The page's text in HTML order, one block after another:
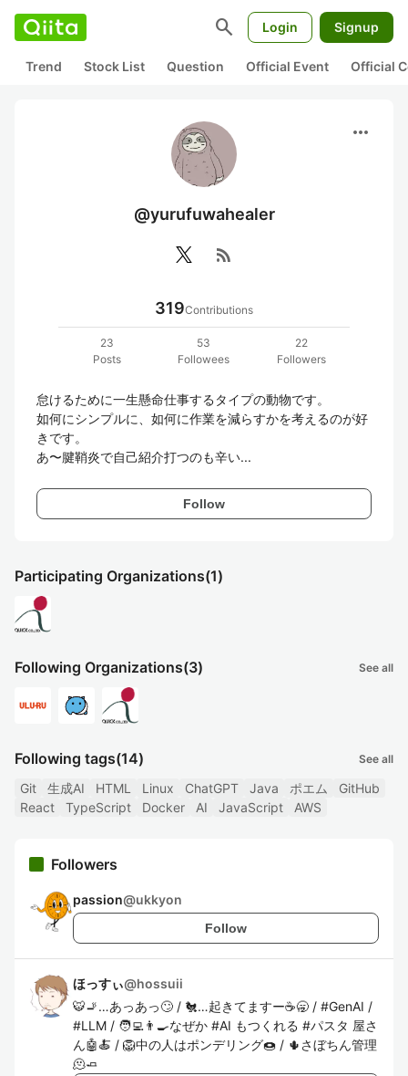
search Login Signup
Trend Stock List Question Official Event Official
more_horiz
@yurufuwahealer
rss_feed
319Contributions
23
Posts
53
Followees
22
Followers
怠けるために一生懸命仕事するタイプの動物です。
如何にシンプルに、如何に作業を減らすかを考えるのが好
きです。
あ〜腱鞘炎で自己紹介打つのも辛い...
Follow
Participating Organizations(1)
Following Organizations(3) See all
Following tags(14) See all
Git 生成AI HTML Linux ChatGPT Java ポエム
GitHub
React
TypeScript Docker AI JavaScript AWS
Followers
passion@ukkyon
Follow
ほっすぃ@hossuii
🐯🚬…あっあっ🙄 / 🐔…起きてますー☕️🥱 / #GenAI /
#LLM / 🧑‍💻👨‍🍳なぜか #AI もつくれる #パスタ 屋さ
ん🤖🍝 / 🦁中の人はポンデリング🍩 / 🌵さぼちん管理
🫠🧈